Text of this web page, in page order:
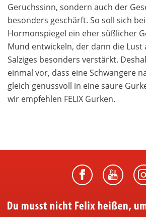
Geruchssinn, sondern auch der
besonders geschärft. So soll sich
Hormonspiegel ein eher süßlicher
Mund entwickeln, der dann die Lust
Salziges besonders verstärkt.
einmal vor, dass eine Schwangere
gleich genussvoll in eine saure
wir empfehlen FELIX Gurken.